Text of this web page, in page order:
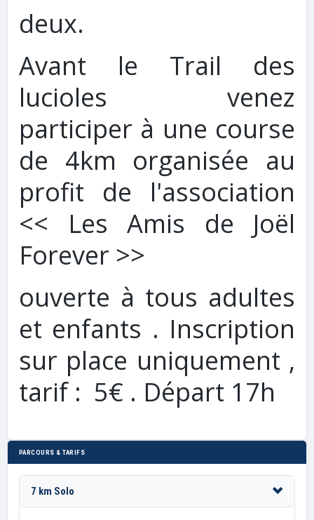
deux.
Avant le Trail des
lucioles venez
participer à une course
de 4km organisée au
profit de l'association
<< Les Amis de Joël
Forever >>
ouverte à tous adultes
et enfants . Inscription
sur place uniquement ,
tarif : 5€ . Départ 17h
PARCOURS & TARIFS
7 km Solo